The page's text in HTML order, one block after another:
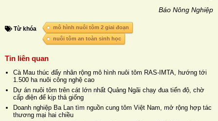
Báo Nông Nghiệp
Từ khóa
mô hình nuôi tôm 2 giai đoạn
nuôi tôm an toàn sinh học
Tin liên quan
Cà Mau thúc đẩy nhân rộng mô hình nuôi tôm RAS-IMTA, hướng tới
1.500 ha nuôi công nghệ cao
Dự án nuôi tôm trên cát lớn nhất Quảng Ngãi chạy đua tiến độ, chờ
cấp điện để kịp thả giống
Doanh nghiệp Ba Lan tìm nguồn cung tôm Việt Nam, mở rộng hợp tác
thương mại hai chiều